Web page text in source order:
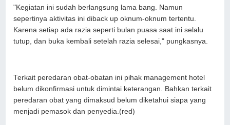
"Kegiatan ini sudah berlangsung lama bang. Namun
sepertinya aktivitas ini diback up oknum-oknum tertentu.
Karena setiap ada razia seperti bulan puasa saat ini selalu
tutup, dan buka kembali setelah razia selesai," pungkasnya.
Terkait peredaran obat-obatan ini pihak management hotel
belum dikonfirmasi untuk dimintai keterangan. Bahkan terkait
peredaran obat yang dimaksud belum diketahui siapa yang
menjadi pemasok dan penyedia.(red)